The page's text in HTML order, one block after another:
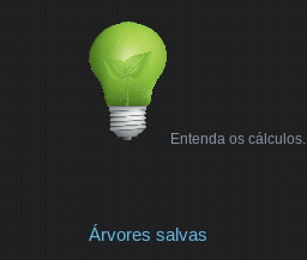
Entenda os cálculos.
Árvores salvas